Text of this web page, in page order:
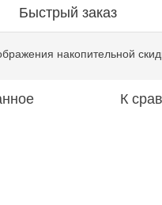
Быстрый заказ
накопительной
К